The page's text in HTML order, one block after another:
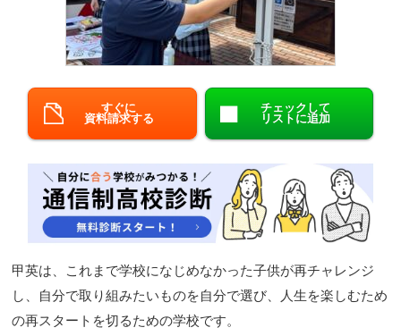
九州・沖縄
閉じる
すぐに
資料請求する
チェックして
リストに追加
甲英は、これまで学校になじめなかった子供が再チャレンジ
し、自分で取り組みたいものを自分で選び、人生を楽しむため
の再スタートを切るための学校です。